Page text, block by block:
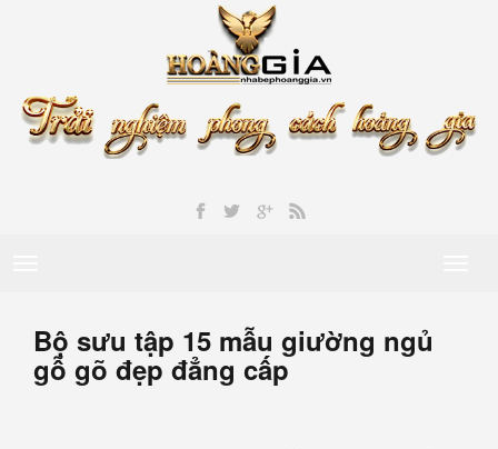
Bộ sưu tập 15 mẫu giường ngủ
gỗ gõ đẹp đẳng cấp